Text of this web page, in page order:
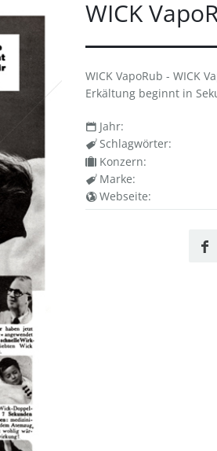
WICK
WICK VapoRub - WICK
Erkältung beginnt in
Jahr:
Schlagwörter:
Konzern:
Marke:
Webseite: